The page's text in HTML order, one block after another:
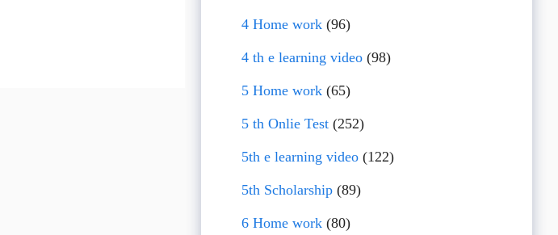
4 Home work(96)
4 th e learning video(98)
5 Home work(65)
5 th Onlie Test(252)
5th e learning video(122)
5th Scholarship(89)
6 Home work(80)